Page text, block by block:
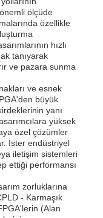
Dizisi
ölçüde
özellikle
hızlı
tanıyarak
ve pazara sunma
ve esnek
büyük
yanı
yüksek
özel çözümler
İster endüstriyel
iletişim sistemleri
ettiği performansı
zorluklarına
- Karmaşık
(Alan